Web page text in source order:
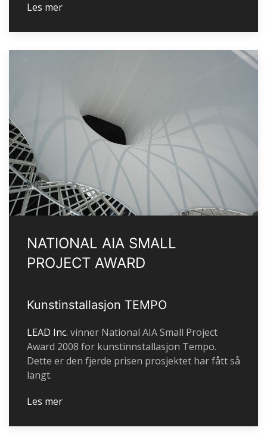
Les mer
NATIONAL AIA SMALL
PROJECT AWARD
Kunstinstallasjon TEMPO
LEAD Inc. vinner National AIA Small Project
Award 2008 for kunstinnstallasjon Tempo.
Dette er den fjerde prisen prosjektet har fått så
langt.
Les mer